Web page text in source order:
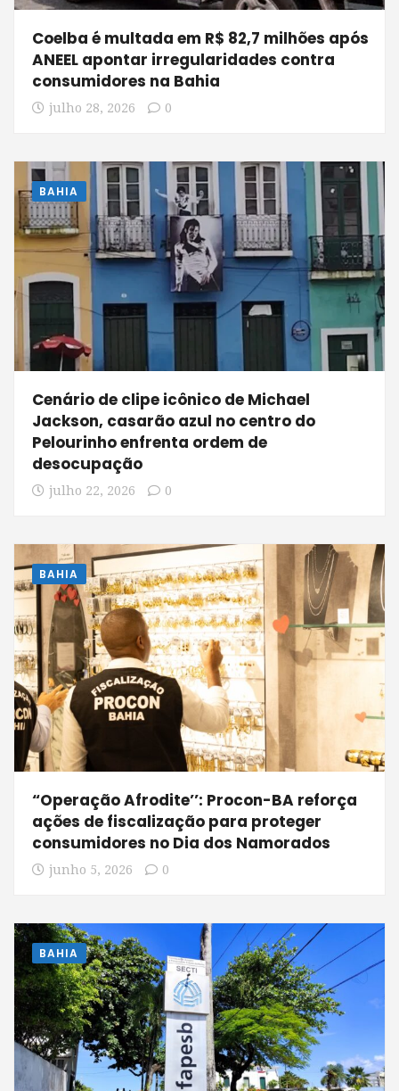
Coelba é multada em R$ 82,7 milhões após
ANEEL apontar irregularidades contra
consumidores na Bahia
julho 28, 2026 0
BAHIA
Cenário de clipe icônico de Michael
Jackson, casarão azul no centro do
Pelourinho enfrenta ordem de
desocupação
julho 22, 2026 0
BAHIA
“Operação Afrodite’’: Procon-BA reforça
ações de fiscalização para proteger
consumidores no Dia dos Namorados
junho 5, 2026 0
BAHIA